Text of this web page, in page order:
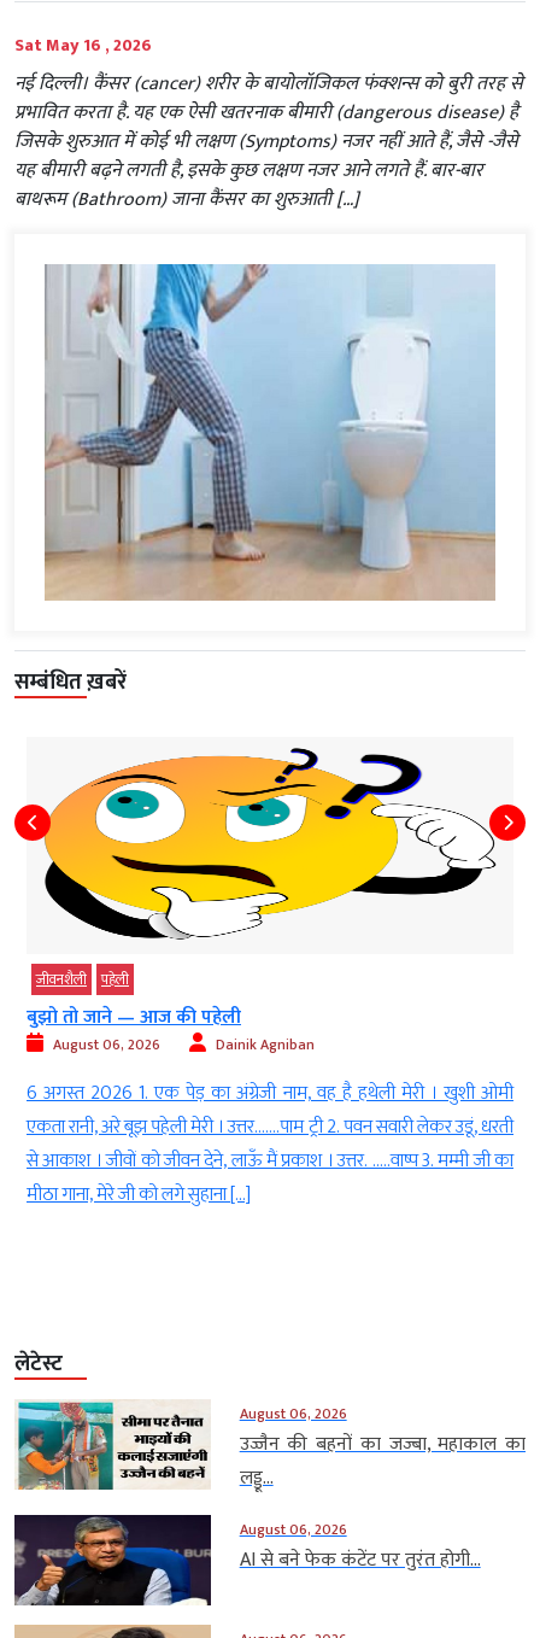
Sat May 16 , 2026
नई दिल्ली। कैंसर (cancer) शरीर के बायोलॉजिकल फंक्शन्स को बुरी तरह से
प्रभावित करता है. यह एक ऐसी खतरनाक बीमारी (dangerous disease) है
जिसके शुरुआत में कोई भी लक्षण (Symptoms) नजर नहीं आते हैं, जैसे -जैसे
यह बीमारी बढ़ने लगती है, इसके कुछ लक्षण नजर आने लगते हैं. बार-बार
बाथरूम (Bathroom) जाना कैंसर का शुरुआती […]
सम्बंधित ख़बरें
है हथेली मेरी । खुशी ओमी
2. पवन सवारी लेकर उडूं, धरती
…..वाष्प 3. मम्मी जी का
गुरुवार का राशिफल
August 06, 2026
युगाब्ध-5127, विक्रम संवत 2083, राष्ट्रीय शक
सूर्यास्त 06.56, ऋतु – वर्षा आषाढ़ कृष्ण पक्ष
2026 का दिन आपके लिए कैसा रहेगा। आज आपके
हो सकता है, आज आपके सितारे क्या कहते हैं,
लेटेस्ट
August 06, 2026
उज्जैन की बहनों का जज्बा, महाकाल का
लड्डू...
August 06, 2026
AI से बने फेक कंटेंट पर तुरंत होगी...